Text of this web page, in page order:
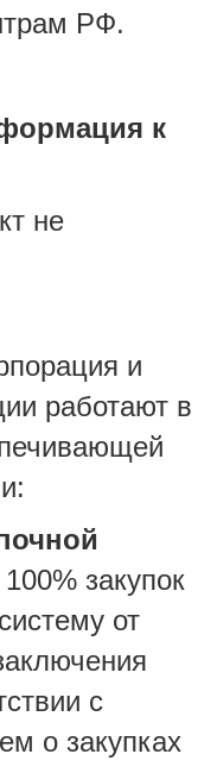
РФ.
к
не
и
работают в
закупок
от
с
о закупках